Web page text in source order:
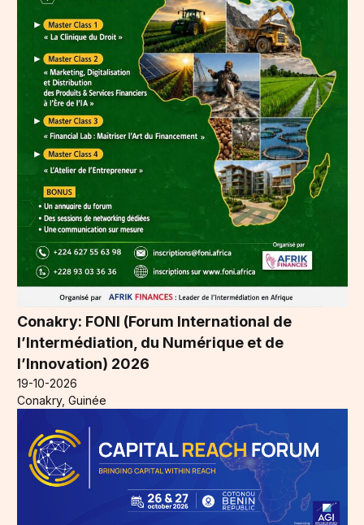
Conakry: FONI (Forum International de
l’Intermédiation, du Numérique et de
l’Innovation) 2026
19-10-2026
Conakry, Guinée